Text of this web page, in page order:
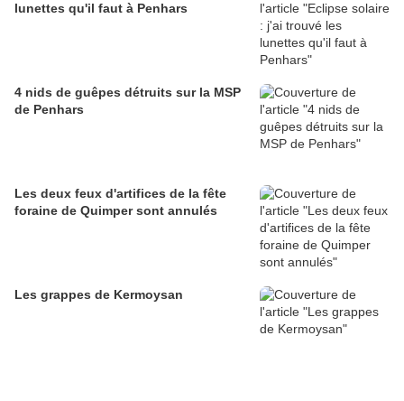
lunettes qu'il faut à Penhars
4 nids de guêpes détruits sur la MSP
de Penhars
Les deux feux d'artifices de la fête
foraine de Quimper sont annulés
Les grappes de Kermoysan